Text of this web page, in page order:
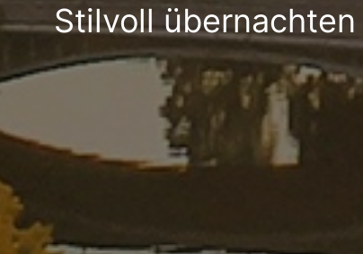
Stilvoll übernachten